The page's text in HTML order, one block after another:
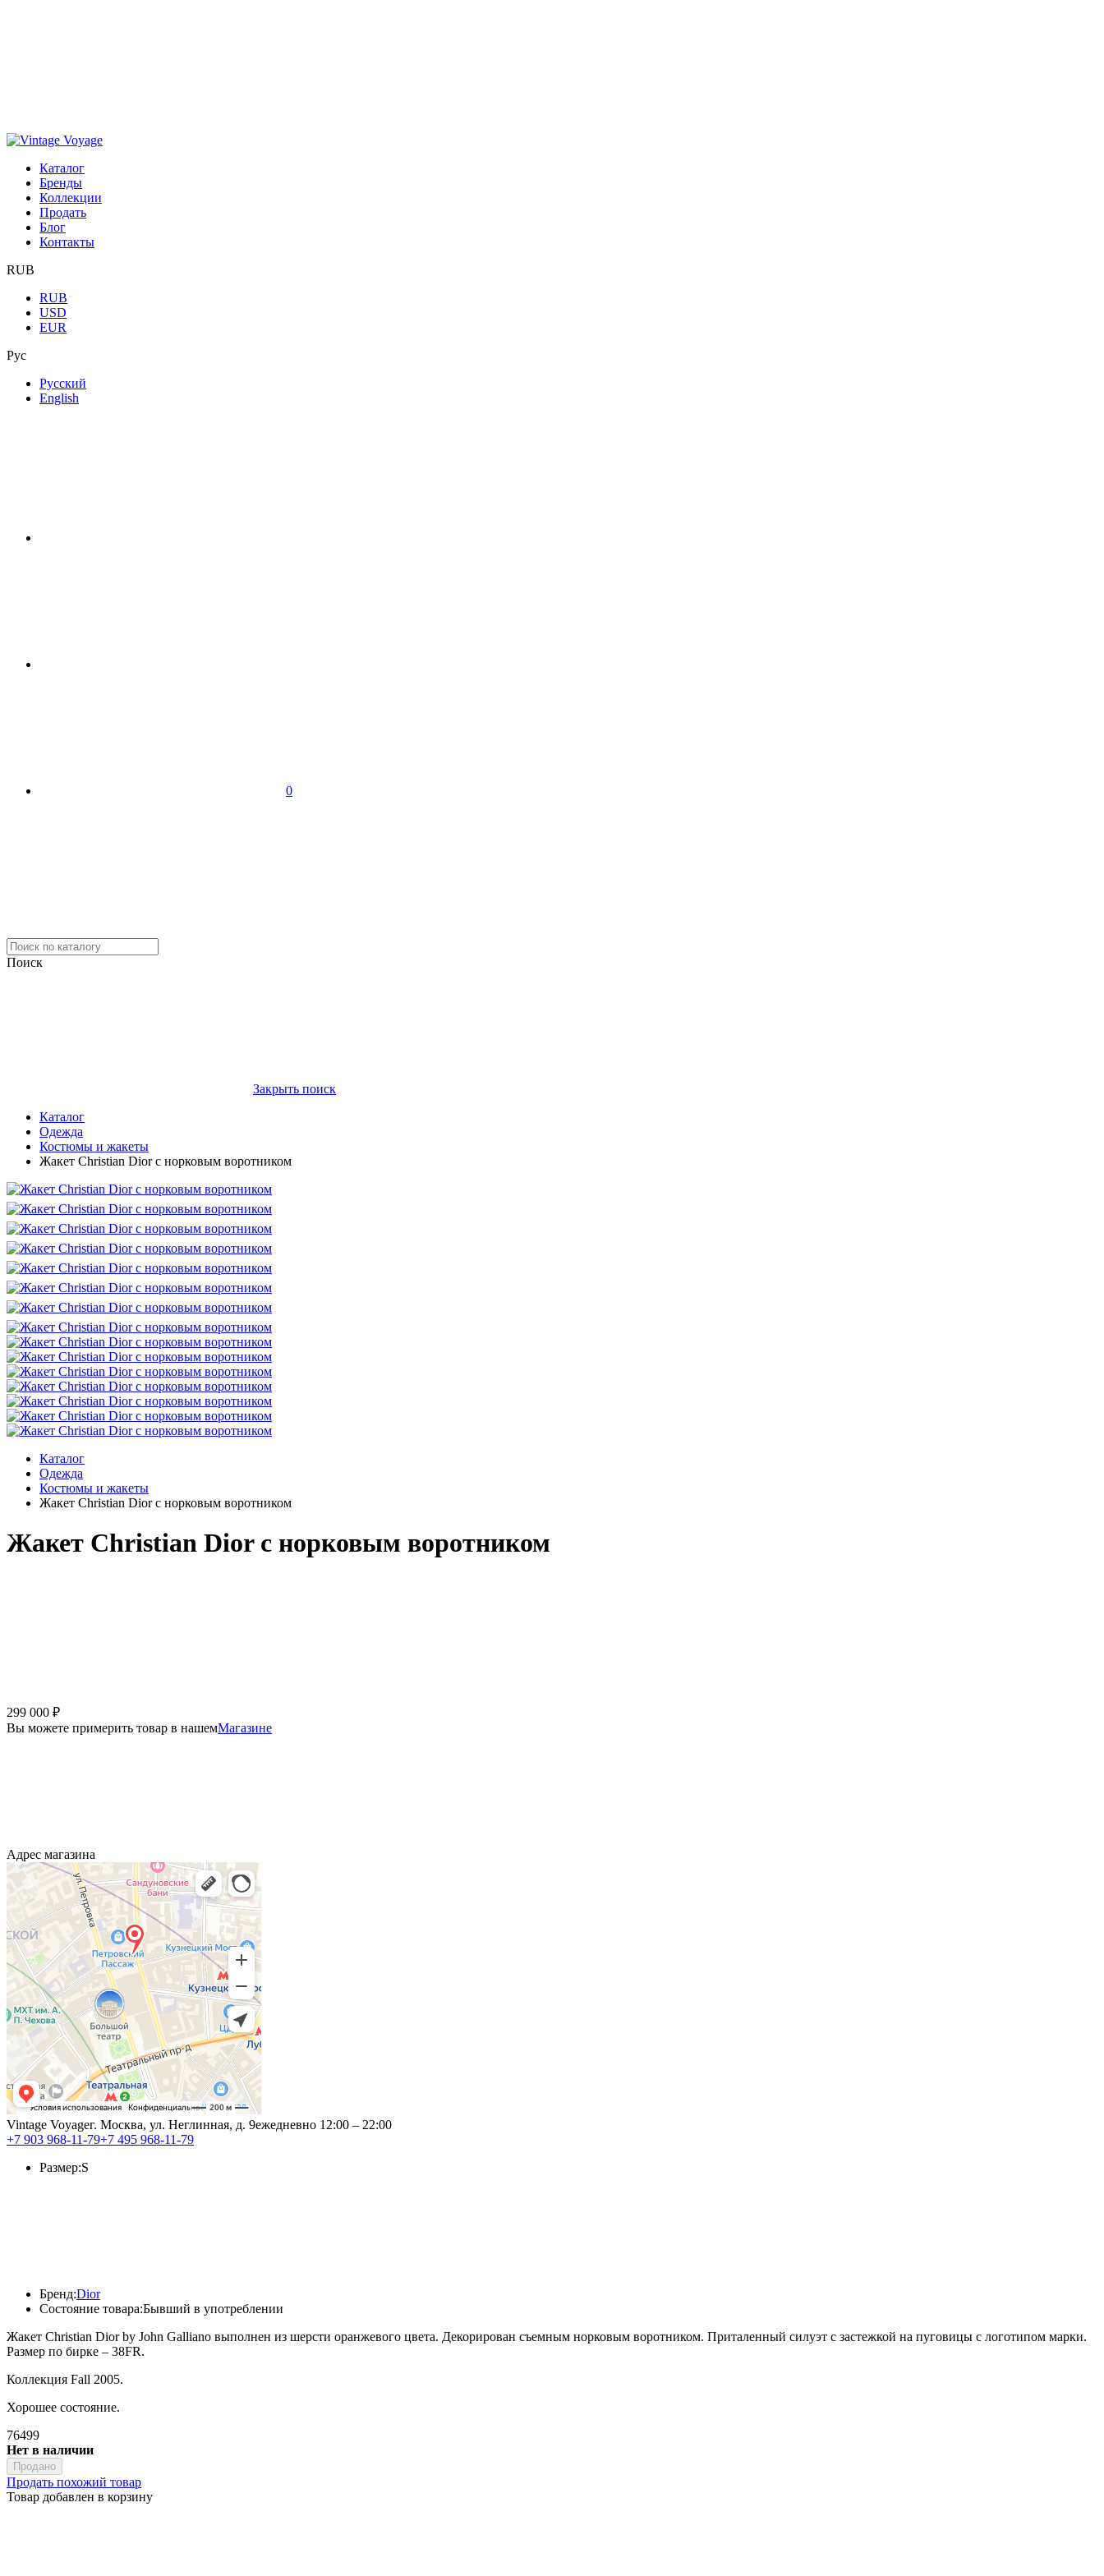
Каталог
Бренды
Коллекции
Продать
Блог
Контакты
RUB
RUB
USD
EUR
Рус
Русский
English
0
Поиск
Закрыть поиск
Каталог
Одежда
Костюмы и жакеты
Жакет Christian Dior с норковым воротником
Каталог
Одежда
Костюмы и жакеты
Жакет Christian Dior с норковым воротником
Жакет Christian Dior с норковым воротником
299 000 ₽
Вы можете примерить товар в нашемМагазине
Адрес магазина
Vintage Voyageг. Москва, ул. Неглинная, д. 9ежедневно 12:00 – 22:00
+7 903 968-11-79+7 495 968-11-79
Состояние товара:Бывший в употреблении
Бренд:Dior
Размер:S
Жакет Christian Dior by John Galliano выполнен из шерсти оранжевого цвета. Декорирован съемным норковым воротником. Приталенный силуэт с застежкой на пуговицы с логотипом марки.
Размер по бирке – 38FR.
Коллекция Fall 2005.
Хорошее состояние.
76499
Нет в наличии
Продано
Продать похожий товар
Товар добавлен в корзину